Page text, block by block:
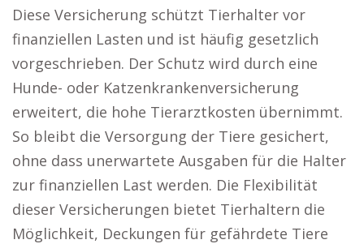
Diese Versicherung schützt Tierhalter vor
finanziellen Lasten und ist häufig gesetzlich
vorgeschrieben. Der Schutz wird durch eine
Hunde- oder Katzenkrankenversicherung
erweitert, die hohe Tierarztkosten übernimmt.
So bleibt die Versorgung der Tiere gesichert,
ohne dass unerwartete Ausgaben für die Halter
zur finanziellen Last werden. Die Flexibilität
dieser Versicherungen bietet Tierhaltern die
Möglichkeit, Deckungen für gefährdete Tiere